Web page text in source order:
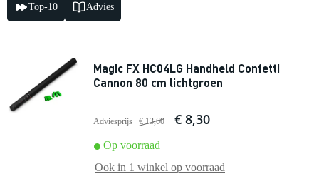
Top-10 Advies
Magic FX HC04LG Handheld Confetti
Cannon 80 cm lichtgroen
Adviesprijs € 13,60 € 8,30
Op voorraad
Ook in 1 winkel op voorraad